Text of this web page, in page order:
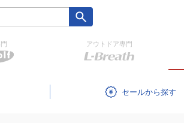
アウトドア専門
セール